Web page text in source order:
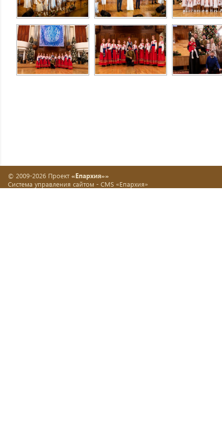
© 2009-2026 Проект «Епархия»»
Система управления сайтом - CMS «Епархия»